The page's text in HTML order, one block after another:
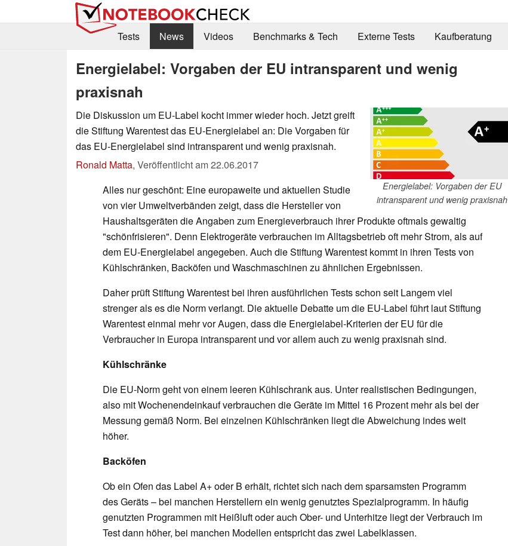
Tests
News Videos Benchmarks & Tech Externe Tests Kaufberatung
Energielabel: Vorgaben der EU intransparent und wenig
praxisnah
Energielabel: Vorgaben der EU
intransparent und wenig praxisnah
Die Diskussion um EU-Label kocht immer wieder hoch. Jetzt greift
die Stiftung Warentest das EU-Energielabel an: Die Vorgaben für
das EU-Energielabel sind intransparent und wenig praxisnah.
Ronald Matta, Veröffentlicht am22.06.2017
Alles nur geschönt: Eine europaweite und aktuellen Studie
von vier Umweltverbänden zeigt, dass die Hersteller von
Haushaltsgeräten die Angaben zum Energieverbrauch ihrer Produkte oftmals gewaltig
"schönfrisieren". Denn Elektrogeräte verbrauchen im Alltagsbetrieb oft mehr Strom, als auf
dem EU-Energielabel angegeben. Auch die Stiftung Warentest kommt in ihren Tests von
Kühlschränken, Backöfen und Waschmaschinen zu ähnlichen Ergebnissen.
Daher prüft Stiftung Warentest bei ihren ausführlichen Tests schon seit Langem viel
strenger als es die Norm verlangt. Die aktuelle Debatte um die EU-Label führt laut Stiftung
Warentest einmal mehr vor Augen, dass die Energielabel-Kriterien der EU für die
Verbraucher in Europa intransparent und vor allem auch zu wenig praxisnah sind.
Kühlschränke
Die EU-Norm geht von einem leeren Kühlschrank aus. Unter realistischen Bedingungen,
also mit Wochenendeinkauf verbrauchen die Geräte im Mittel 16 Prozent mehr als bei der
Messung gemäß Norm. Bei einzelnen Kühlschränken liegt die Abweichung indes weit
höher.
Backöfen
Ob ein Ofen das Label A+ oder B erhält, richtet sich nach dem sparsamsten Programm
des Geräts – bei manchen Herstellern ein wenig genutztes Spezialprogramm. In häufig
genutzten Programmen mit Heißluft oder auch Ober- und Unterhitze liegt der Verbrauch im
Test dann höher, bei manchen Modellen entspricht das zwei Labelklassen.